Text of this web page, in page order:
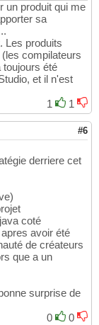
un produit qui me
sa
Les produits
compilateurs
toujours été
et il n'est
1
1
#6
derriere cet
coté
avoir été
de créateurs
que a un
surprise de
0
0